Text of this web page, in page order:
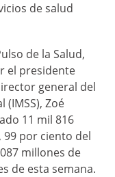
de salud
de la Salud,
el presidente
general del
(IMSS), Zoé
11 mil 816
99 por ciento del
millones de
de esta semana.